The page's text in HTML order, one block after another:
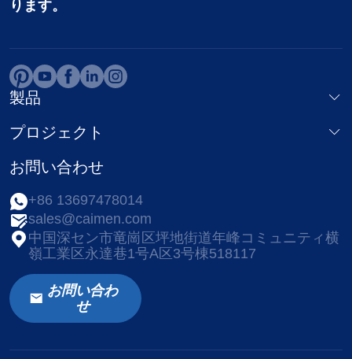
ります。
製品
プロジェクト
お問い合わせ
+86 13697478014
sales@caimen.com
中国深セン市竜崗区坪地街道年峰コミュニティ横
嶺工業区永達巷1号A区3号棟518117
お問い合わ
せ